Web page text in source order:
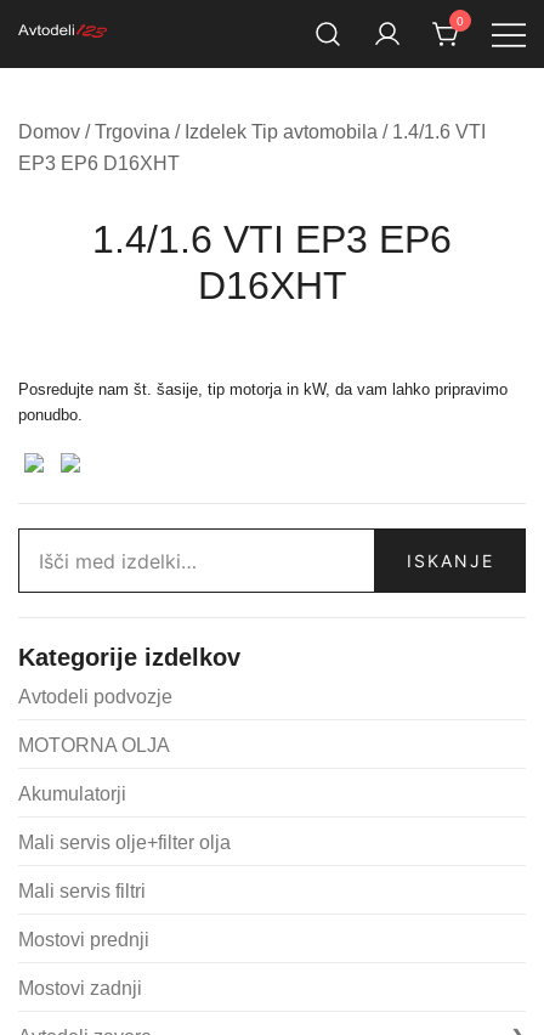
Avtodeli123.si
Prodaja rezervnih avtodelov
0
Domov /Trgovina / Izdelek Tip avtomobila / 1.4/1.6 VTI
EP3 EP6 D16XHT
1.4/1.6 VTI EP3 EP6
D16XHT
Posredujte nam št. šasije, tip motorja in kW, da vam lahko pripravimo
ponudbo.
ISKANJE
Kategorije izdelkov
Avtodeli podvozje
MOTORNA OLJA
Akumulatorji
Mali servis olje+filter olja
Mali servis filtri
Mostovi prednji
Mostovi zadnji